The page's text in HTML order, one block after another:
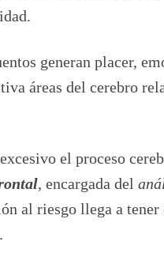
generan placer,
áreas del cerebro
el proceso
, encargada del
al riesgo llega a